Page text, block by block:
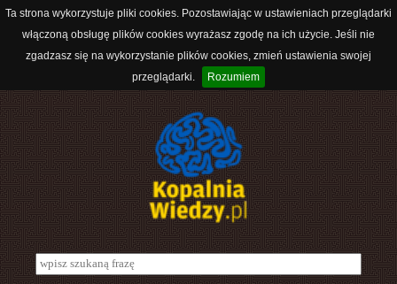
Ta strona wykorzystuje pliki cookies. Pozostawiając w ustawieniach przeglądarki
włączoną obsługę plików cookies wyrażasz zgodę na ich użycie. Jeśli nie
zgadzasz się na wykorzystanie plików cookies, zmień ustawienia swojej
przeglądarki.
Rozumiem